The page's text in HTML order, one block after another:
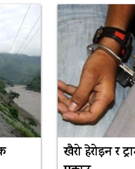
खैरो हेरोइन र